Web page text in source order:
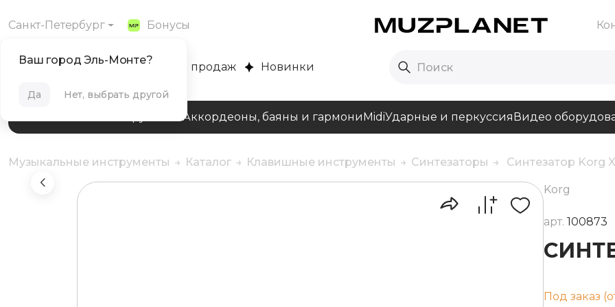
Санкт-Петербург Бонусы
Ваш город Эль-Монте?
Да Нет, выбрать другой
MUZPLANET Хиты продаж Новинки
Клавишные инструментыАккордеоны, баяны и гармониMidiУдарные и перкуссияВидео
Музыкальные инструменты Каталог Клавишные инструменты Синтезаторы Синтезатор Korg
Korg
арт. 100873
Под заказ